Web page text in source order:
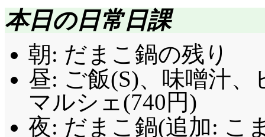
本日の日常日課
朝: だまこ鍋の残り
昼: ご飯(S)、味噌汁
マルシェ(740円)
夜: だまこ鍋(追加: こ